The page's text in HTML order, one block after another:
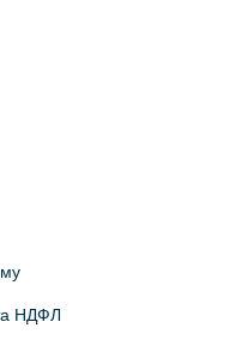
Семейный"
НДФЛ